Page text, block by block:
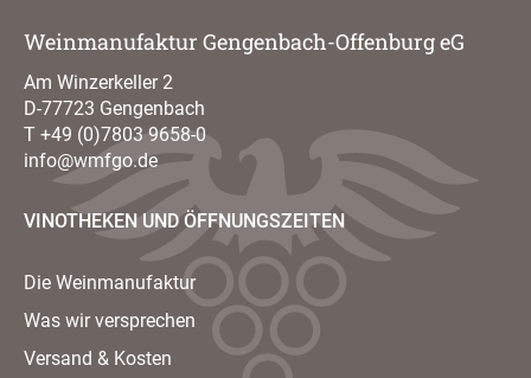
Weinmanufaktur Gengenbach-Offenburg eG
Am Winzerkeller 2
D-77723 Gengenbach
T +49 (0)7803 9658-0
info@wmfgo.de
VINOTHEKEN UND ÖFFNUNGSZEITEN
Die Weinmanufaktur
Was wir versprechen
Versand & Kosten